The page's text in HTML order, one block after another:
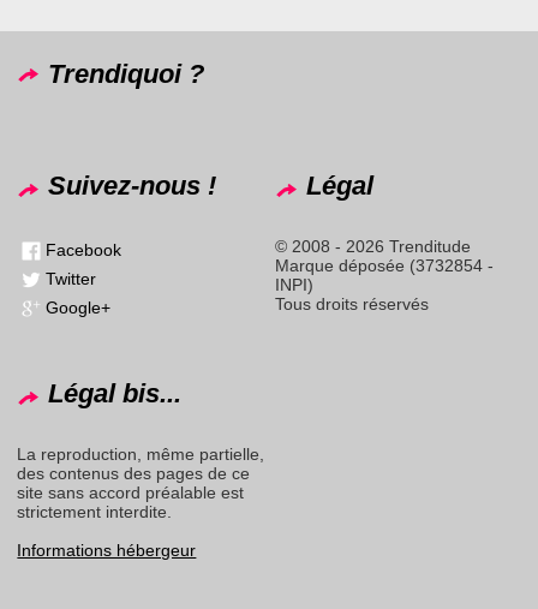
Trendiquoi ?
Suivez-nous !
Facebook
Twitter
Google+
Légal
© 2008 - 2026 Trenditude
Marque déposée (3732854 -
INPI)
Tous droits réservés
Légal bis...
La reproduction, même partielle,
des contenus des pages de ce
site sans accord préalable est
strictement interdite.
Informations hébergeur